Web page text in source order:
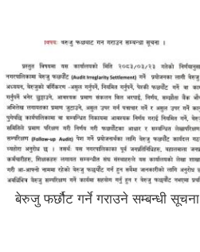
बेरुजु फर्छौट गर्ने गराउने सम्बन्धी सूचना |